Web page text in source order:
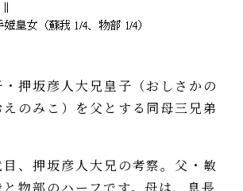
押坂彦人大兄皇子（おしさかの
のみこ）を父とする同母三兄弟
、押坂彦人大兄の考察。父・敏
物部のハーフです。母は、息長